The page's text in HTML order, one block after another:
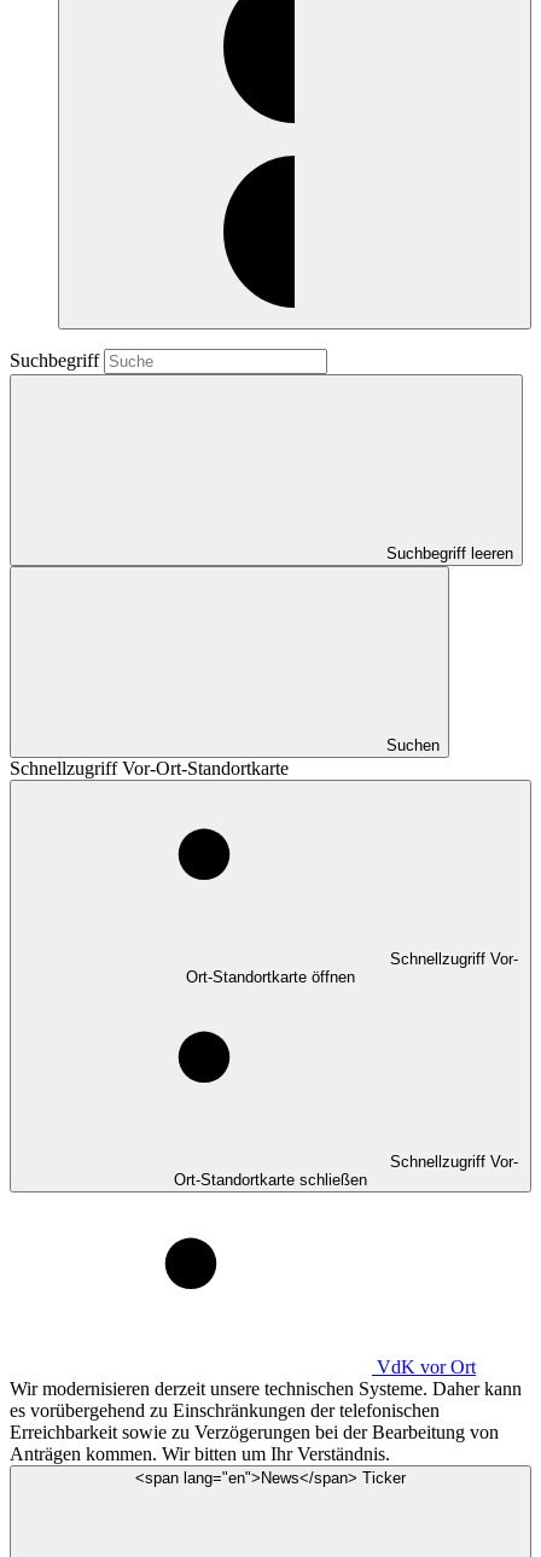
Suchbegriff
Suchbegriff leeren
Suchen
Schnellzugriff Vor-Ort-Standortkarte
Schnellzugriff Vor-
Ort-Standortkarte öffnen
Schnellzugriff Vor-
Ort-Standortkarte schließen
VdK vor Ort
Wir modernisieren derzeit unsere technischen Systeme. Daher kann
es vorübergehend zu Einschränkungen der telefonischen
Erreichbarkeit sowie zu Verzögerungen bei der Bearbeitung von
Anträgen kommen. Wir bitten um Ihr Verständnis.
<span lang="en">News</span> Ticker